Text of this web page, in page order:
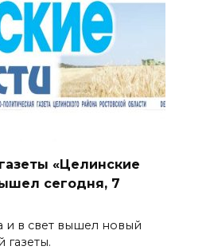
«Целинские
сегодня, 7
и в свет вышел новый